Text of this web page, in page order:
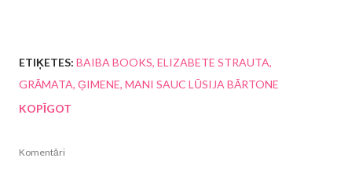
ETIĶETES: BAIBA BOOKS ELIZABETE STRAUTA
GRĀMATA ĢIMENE MANI SAUC LŪSIJA BĀRTONE
KOPĪGOT
Komentāri